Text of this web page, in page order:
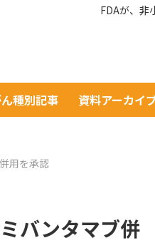
FDAが、非
種別記事 資料アーカイ
用を承認
バンタマブ併